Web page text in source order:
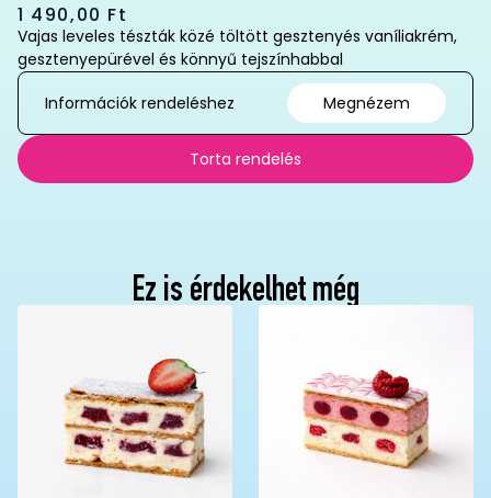
1 490,00 Ft
Vajas leveles tészták közé töltött gesztenyés vaníliakrém,
gesztenyepürével és könnyű tejszínhabbal
Információk rendeléshez
Megnézem
Torta rendelés
Ez is érdekelhet még